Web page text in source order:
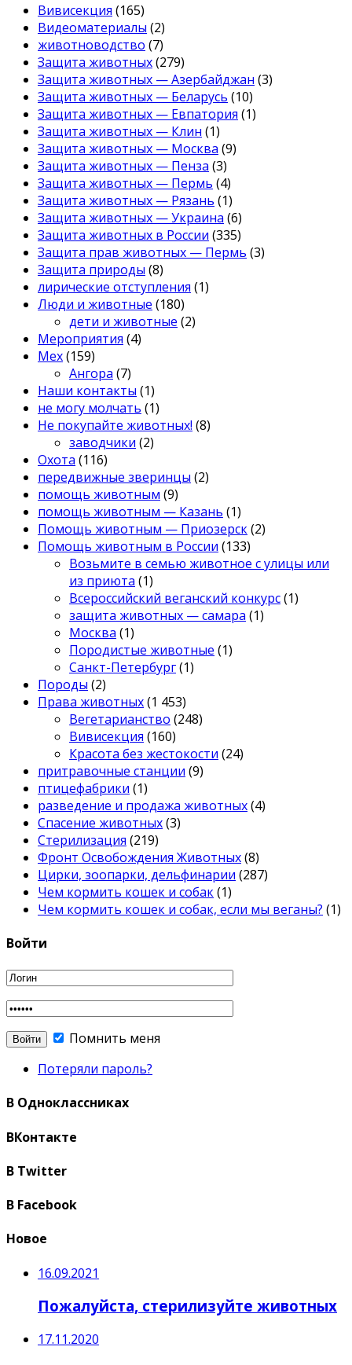
Вивисекция (165)
Видеоматериалы (2)
животноводство (7)
Защита животных(279)
Защита животных — Азербайджан (3)
Защита животных — Беларусь (10)
Защита животных — Евпатория (1)
Защита животных — Клин (1)
Защита животных — Москва (9)
Защита животных — Пенза (3)
Защита животных — Пермь (4)
Защита животных — Рязань (1)
Защита животных — Украина (6)
Защита животных в России (335)
Защита прав животных — Пермь (3)
Защита природы (8)
лирические отступления (1)
Люди и животные (180)
дети и животные (2)
Мероприятия (4)
Мех(159)
Ангора (7)
Наши контакты (1)
не могу молчать (1)
Не покупайте животных! (8)
заводчики (2)
Охота (116)
передвижные зверинцы (2)
помощь животным (9)
помощь животным — Казань (1)
Помощь животным — Приозерск(2)
Помощь животным в России (133)
Возьмите в семью животное с улицы или
из приюта (1)
Всероссийский веганский конкурс(1)
защита животных — самара (1)
Москва (1)
Породистые животные (1)
Санкт-Петербург(1)
Породы (2)
Права животных(1 453)
Вегетарианство (248)
Вивисекция (160)
Красота без жестокости (24)
притравочные станции (9)
птицефабрики (1)
разведение и продажа животных(4)
Спасение животных(3)
Стерилизация (219)
Фронт Освобождения Животных(8)
Цирки, зоопарки, дельфинарии (287)
Чем кормить кошек и собак(1)
Чем кормить кошек и собак, если мы веганы? (1)
Войти
Помнить меня
Потеряли пароль?
В Одноклассниках
ВКонтакте
В Twitter
В Facebook
Новое
16.09.2021
Пожалуйста, стерилизуйте животных
17.11.2020